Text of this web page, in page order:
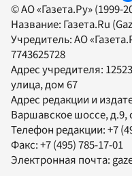
© АО «Газета.Ру» (1999-
Название: Газета.Ru
Учредитель:АО
7743625728
Адрес учредителя:
улица, дом 67
Адрес редакции и
Варшавское шоссе, д.9,
Телефон редакции:+7
Факс:+7 (495) 785-17-01
Электронная почта: